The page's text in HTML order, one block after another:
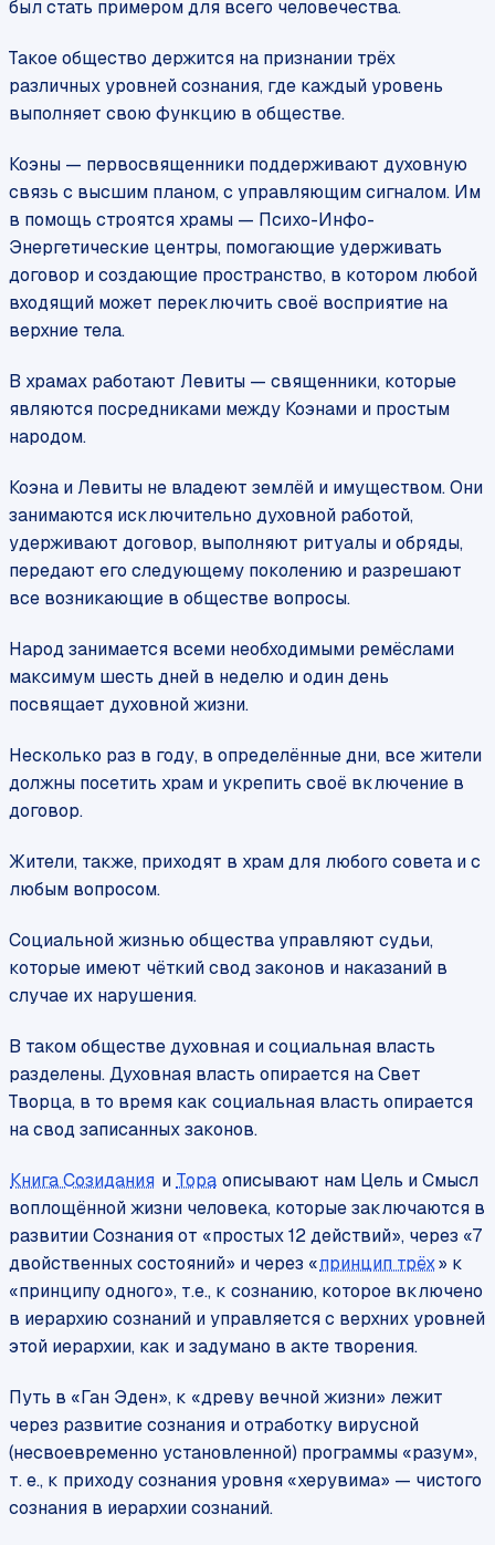
был стать примером для всего человечества.
Такое общество держится на признании трёх
различных уровней сознания, где каждый уровень
выполняет свою функцию в обществе.
Коэны — первосвященники поддерживают духовную
связь с высшим планом, с управляющим сигналом. Им
в помощь строятся храмы — Психо-Инфо-
Энергетические центры, помогающие удерживать
договор и создающие пространство, в котором любой
входящий может переключить своё восприятие на
верхние тела.
В храмах работают Левиты — священники, которые
являются посредниками между Коэнами и простым
народом.
Коэна и Левиты не владеют землёй и имуществом. Они
занимаются исключительно духовной работой,
удерживают договор, выполняют ритуалы и обряды,
передают его следующему поколению и разрешают
все возникающие в обществе вопросы.
Народ занимается всеми необходимыми ремёслами
максимум шесть дней в неделю и один день
посвящает духовной жизни.
Несколько раз в году, в определённые дни, все жители
должны посетить храм и укрепить своё включение в
договор.
Жители, также, приходят в храм для любого совета и с
любым вопросом.
Социальной жизнью общества управляют судьи,
которые имеют чёткий свод законов и наказаний в
случае их нарушения.
В таком обществе духовная и социальная власть
разделены. Духовная власть опирается на Свет
Творца, в то время как социальная власть опирается
на свод записанных законов.
Книга Созидания и Тора описывают нам Цель и Смысл
воплощённой жизни человека, которые заключаются в
развитии Сознания от «простых 12 действий», через «7
двойственных состояний» и через «принцип трёх» к
«принципу одного», т.е., к сознанию, которое включено
в иерархию сознаний и управляется с верхних уровней
этой иерархии, как и задумано в акте творения.
Путь в «Ган Эден», к «древу вечной жизни» лежит
через развитие сознания и отработку вирусной
(несвоевременно установленной) программы «разум»,
т. е., к приходу сознания уровня «херувима» — чистого
сознания в иерархии сознаний.